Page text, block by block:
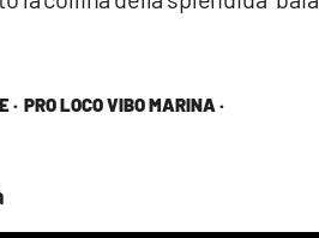
· PRO LOCO VIBO MARINA ·